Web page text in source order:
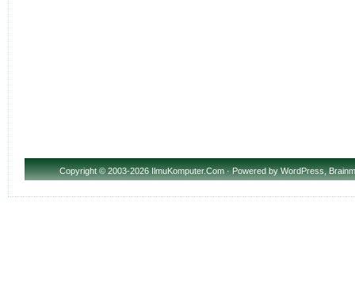
Copyright© 2003-2026 IlmuKomputer.Com · Powered byWordPress,